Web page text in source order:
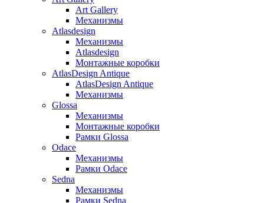
Art Gallery
Механизмы
Atlasdesign
Механизмы
Atlasdesign
Монтажные коробки
AtlasDesign Antique
AtlasDesign Antique
Механизмы
Glossa
Механизмы
Монтажные коробки
Рамки Glossa
Odace
Механизмы
Рамки Odace
Sedna
Механизмы
Рамки Sedna